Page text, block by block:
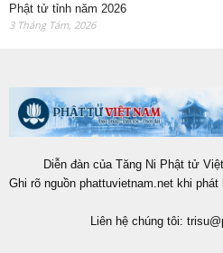
Phật tử tỉnh năm 2026
3 Tháng Tám, 2026
Diễn đàn của Tăng Ni Phật tử
Ghi rõ nguồn phattuvietnam.net khi
Liên hệ chúng tôi: